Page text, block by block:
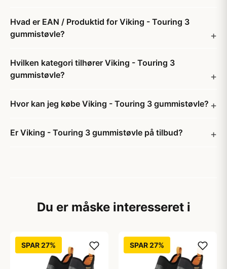
Hvad er EAN / Produktid for Viking - Touring 3
gummistøvle?
Hvilken kategori tilhører Viking - Touring 3
gummistøvle?
Hvor kan jeg købe Viking - Touring 3 gummistøvle?
Er Viking - Touring 3 gummistøvle på tilbud?
Du er måske interesseret i
SPAR 27% SPAR 27%